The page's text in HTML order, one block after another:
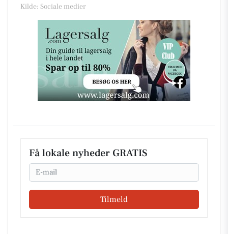
Kilde: Sociale medier
Få lokale nyheder GRATIS
Email
Tilmeld